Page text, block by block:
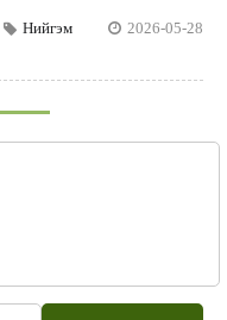
Нийгэм 2026-05-28